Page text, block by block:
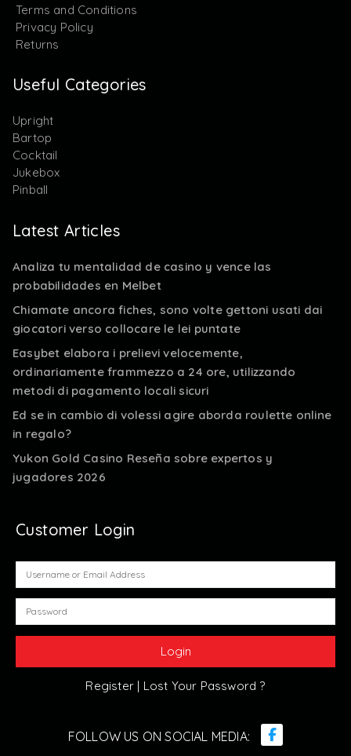
Terms and Conditions
Privacy Policy
Returns
Useful Categories
Upright
Bartop
Cocktail
Jukebox
Pinball
Latest Articles
Analiza tu mentalidad de casino y vence las
probabilidades en Melbet
Chiamate ancora fiches, sono volte gettoni usati dai
giocatori verso collocare le lei puntate
Easybet elabora i prelievi velocemente,
ordinariamente frammezzo a 24 ore, utilizzando
metodi di pagamento locali sicuri
Ed se in cambio di volessi agire aborda roulette online
in regalo?
Yukon Gold Casino Reseña sobre expertos y
jugadores 2026
Customer Login
Register | Lost Your Password ?